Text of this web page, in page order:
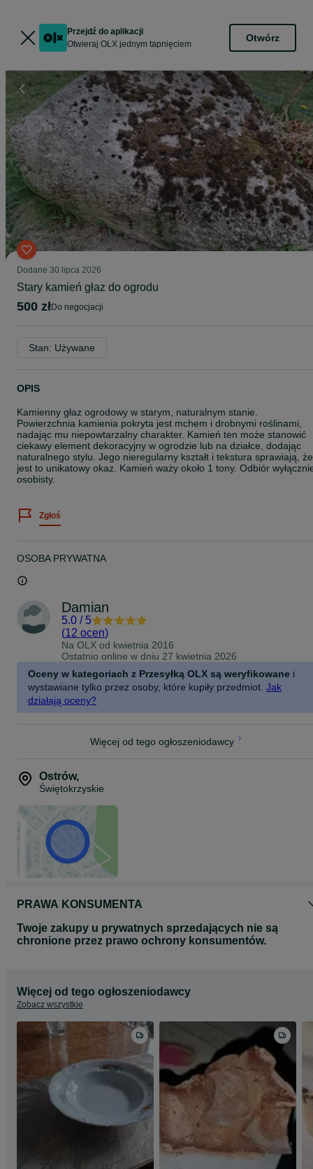
Przejdź do aplikacji
Otwieraj OLX jednym tapnięciem
Otwórz
Dodane 30 lipca 2026
Stary kamień głaz do ogrodu
500 zł do negocjacji
Stan: Używane
OPIS
Kamienny głaz ogrodowy w starym, naturalnym stanie.
Powierzchnia kamienia pokryta jest mchem i drobnymi roślinami,
nadając mu niepowtarzalny charakter. Kamień ten może stanowić
ciekawy element dekoracyjny w ogrodzie lub na działce, dodając
naturalnego stylu. Jego nieregularny kształt i tekstura sprawiają, że
jest to unikatowy okaz. Kamień waży około 1 tony. Odbiór
osobisty.
Zgłoś
OSOBA PRYWATNA
Damian
5.0 / 5
(12 ocen)
Na OLX od kwietnia 2016
Ostatnio online w dniu 27 kwietnia 2026
Oceny w kategoriach z Przesyłką OLX są weryfikowane i
wystawiane tylko przez osoby, które kupiły przedmiot. Jak
działają oceny?
Więcej od tego ogłoszeniodawcy
Ostrów,
Świętokrzyskie
PRAWA KONSUMENTA
Twoje zakupy u prywatnych sprzedających nie są
chronione przez prawo ochrony konsumentów.
Więcej od tego ogłoszeniodawcy
Zobacz wszystkie